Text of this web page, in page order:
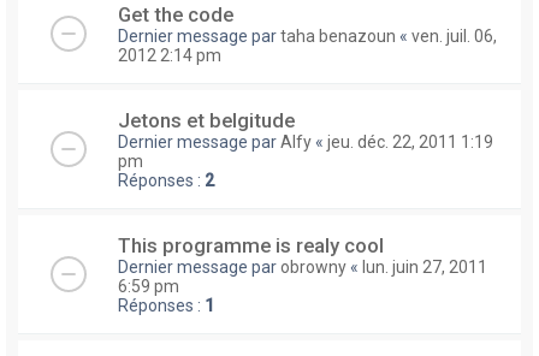
Get the code
Dernier message partaha benazoun « ven. juil. 06,
2012 2:14 pm
Jetons et belgitude
Dernier message parAlfy « jeu. déc. 22, 2011 1:19
pm
Réponses : 2
This programme is realy cool
Dernier message parobrowny « lun. juin 27, 2011
6:59 pm
Réponses : 1